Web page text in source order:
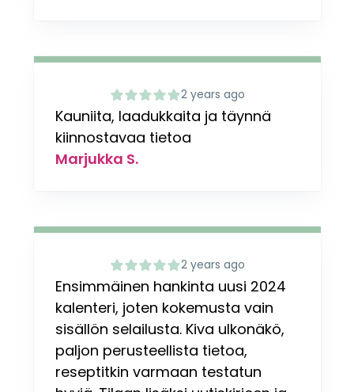
2 years ago
Kauniita, laadukkaita ja täynnä
kiinnostavaa tietoa
Marjukka S.
2 years ago
Ensimmäinen hankinta uusi 2024
kalenteri, joten kokemusta vain
sisällön selailusta. Kiva ulkonäkö,
paljon perusteellista tietoa,
reseptitkin varmaan testatun